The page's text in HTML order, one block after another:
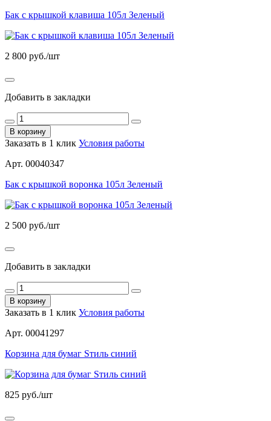
Бак с крышкой клавиша 105л Зеленый
2 800 руб./шт
Добавить в закладки
В корзину
Заказать в 1 клик Условия работы
Арт. 00040347
Бак с крышкой воронка 105л Зеленый
2 500 руб./шт
Добавить в закладки
В корзину
Заказать в 1 клик Условия работы
Арт. 00041297
Корзина для бумаг Sтиль синий
825 руб./шт